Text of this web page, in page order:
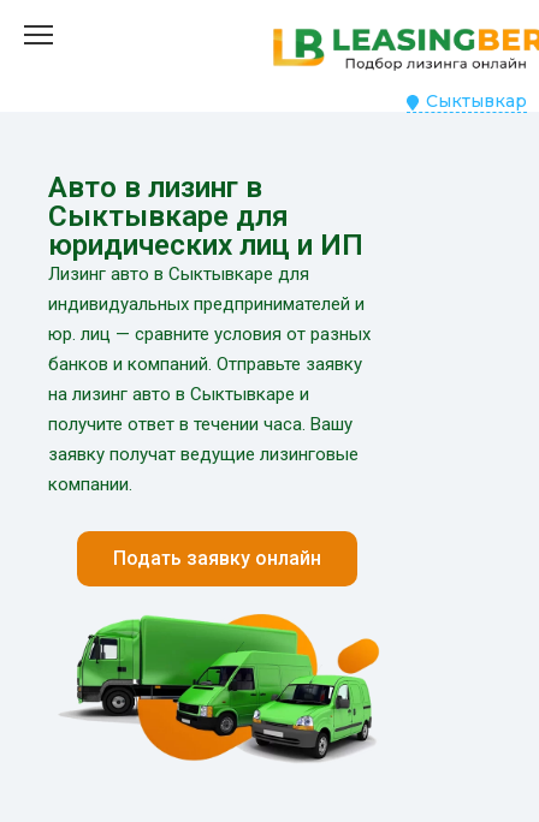
Сыктывкар
Авто в лизинг в
Сыктывкаре для
юридических лиц и ИП
Лизинг авто в Сыктывкаре для
индивидуальных предпринимателей и
юр. лиц — сравните условия от разных
банков и компаний. Отправьте заявку
на лизинг авто в Сыктывкаре и
получите ответ в течении часа. Вашу
заявку получат ведущие лизинговые
компании.
Подать заявку онлайн